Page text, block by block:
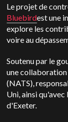
Le projet de
Bluebirdest une
explore les
voire au
Soutenu par le
une
(NATS),
Uni, ainsi
d'Exeter.